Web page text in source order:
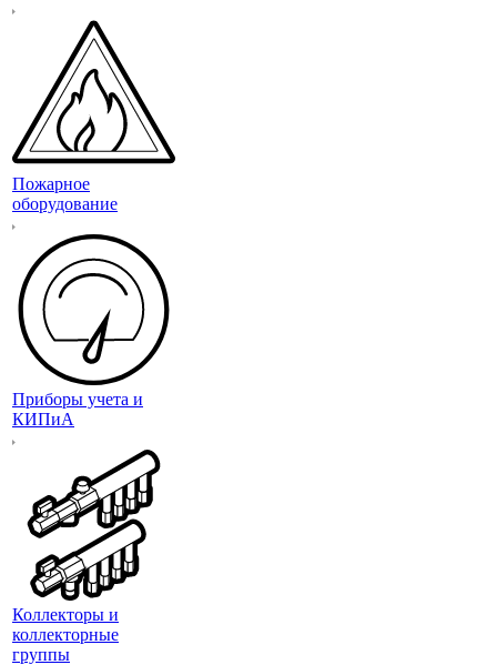
Пожарное
оборудование
Приборы учета и
КИПиА
Коллекторы и
коллекторные
группы